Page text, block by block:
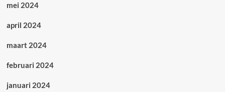
mei 2024
april 2024
maart 2024
februari 2024
januari 2024